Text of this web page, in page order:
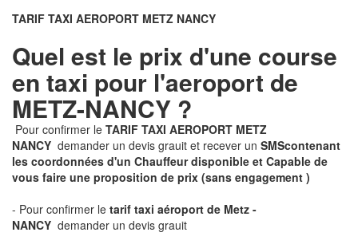
TARIF TAXI AEROPORT METZ NANCY
Quel est le prix d'une course
en taxi pour l'aeroport de
METZ-NANCY ?
Pour confirmer le TARIF TAXI AEROPORT METZ
NANCY demander un devis grauit et recever un SMScontenant
les coordonnées d'un Chauffeur disponible et Capable de
vous faire une proposition de prix (sans engagement )
- Pour confirmer le tarif taxi aéroport de Metz -
NANCY demander un devis grauit